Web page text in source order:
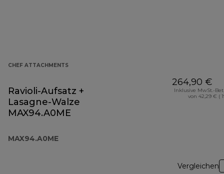
CHEF ATTACHMENTS
Ravioli-Aufsatz +
Lasagne-Walze
MAX94.A0ME
MAX94.A0ME
264,90 €
Inklusive MwSt.-
von 42,29 € (
Vergleichen